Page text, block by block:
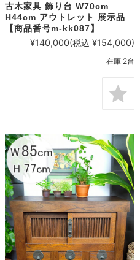
古木家具 飾り台 W70cm
H44cm アウトレット 展示品
【商品番号m-kk087】
¥140,000(税込 ¥154,000)
在庫 2台